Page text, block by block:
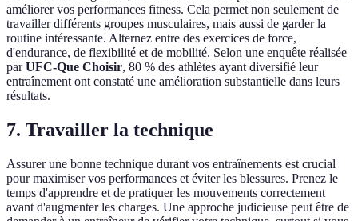
améliorer vos performances fitness. Cela permet non seulement de
travailler différents groupes musculaires, mais aussi de garder la
routine intéressante. Alternez entre des exercices de force,
d'endurance, de flexibilité et de mobilité. Selon une enquête réalisée
parUFC-Que Choisir, 80 % des athlètes ayant diversifié leur
entraînement ont constaté une amélioration substantielle dans leurs
résultats.
7. Travailler la technique
Assurer une bonne technique durant vos entraînements est crucial
pour maximiser vos performances et éviter les blessures. Prenez le
temps d'apprendre et de pratiquer les mouvements correctement
avant d'augmenter les charges. Une approche judicieuse peut être de